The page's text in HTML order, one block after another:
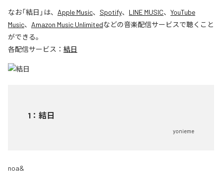
なお「結日 」は、 Apple Music、 Spotify、 LINE MUSIC、 YouTube
Music、 Amazon Music Unlimitedなどの音楽配信サービスで聴くこと
ができる。
各配信サービス： 結日
1 ： 結日
yonieme
noa&